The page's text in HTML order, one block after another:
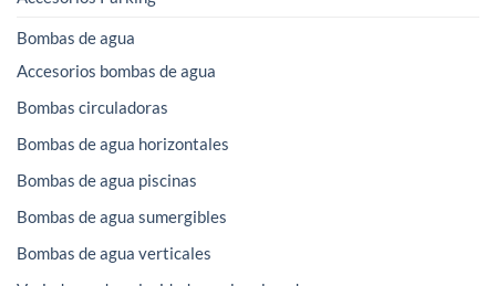
Bombas de agua
Accesorios bombas de agua
Bombas circuladoras
Bombas de agua horizontales
Bombas de agua piscinas
Bombas de agua sumergibles
Bombas de agua verticales